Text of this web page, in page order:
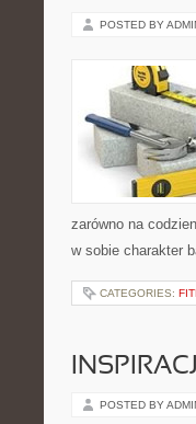
POSTED BY
zarówno na
w sobie charakter
CATEGORIES:
POSTED BY